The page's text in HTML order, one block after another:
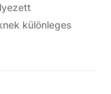
különleges